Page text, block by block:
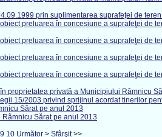
prin suplimentarea suprafeţei de
preluarea în concesiune a suprafeţei de
preluarea în concesiune a suprafeţei de
preluarea în concesiune a suprafeţei de
preluarea în concesiune a suprafeţei de
privată a Municipiului Râmnicu
15/2003 privind sprijinul acordat tinerilor
Sărat pe anul 2013
Sărat pe anul 2013
9 10 Următor > Sfârşit>>